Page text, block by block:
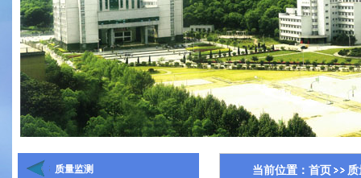
质量监测 当前位置： 首页